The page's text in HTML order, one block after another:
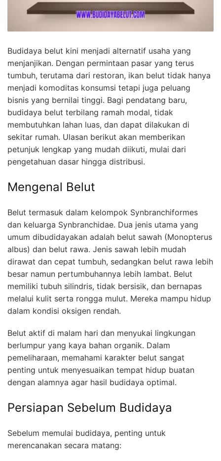
Budidaya belut kini menjadi alternatif usaha yang
menjanjikan. Dengan permintaan pasar yang terus
tumbuh, terutama dari restoran, ikan belut tidak hanya
menjadi komoditas konsumsi tetapi juga peluang
bisnis yang bernilai tinggi. Bagi pendatang baru,
budidaya belut terbilang ramah modal, tidak
membutuhkan lahan luas, dan dapat dilakukan di
sekitar rumah. Ulasan berikut akan memberikan
petunjuk lengkap yang mudah diikuti, mulai dari
pengetahuan dasar hingga distribusi.
Mengenal Belut
Belut termasuk dalam kelompok Synbranchiformes
dan keluarga Synbranchidae. Dua jenis utama yang
umum dibudidayakan adalah belut sawah (Monopterus
albus) dan belut rawa. Jenis sawah lebih mudah
dirawat dan cepat tumbuh, sedangkan belut rawa lebih
besar namun pertumbuhannya lebih lambat. Belut
memiliki tubuh silindris, tidak bersisik, dan bernapas
melalui kulit serta rongga mulut. Mereka mampu hidup
dalam kondisi oksigen rendah.
Belut aktif di malam hari dan menyukai lingkungan
berlumpur yang kaya bahan organik. Dalam
pemeliharaan, memahami karakter belut sangat
penting untuk menyesuaikan tempat hidup buatan
dengan alamnya agar hasil budidaya optimal.
Persiapan Sebelum Budidaya
Sebelum memulai budidaya, penting untuk
merencanakan secara matang: